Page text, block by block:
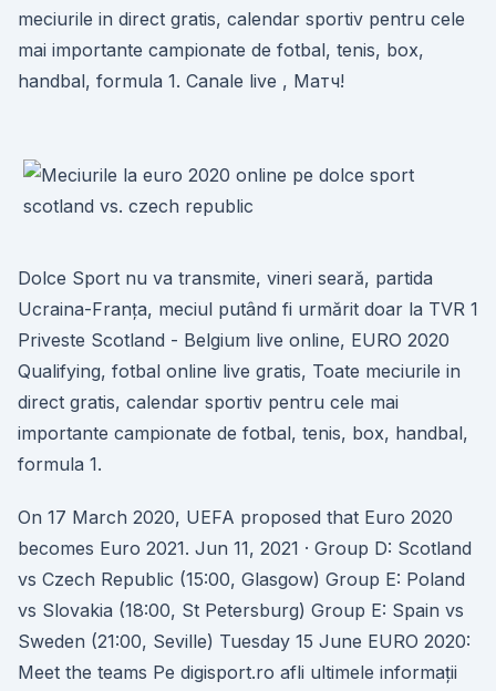
meciurile in direct gratis, calendar sportiv pentru cele
mai importante campionate de fotbal, tenis, box,
handbal, formula 1. Canale live , Матч!
Dolce Sport nu va transmite, vineri seară, partida
Ucraina-Franța, meciul putând fi urmărit doar la TVR 1
Priveste Scotland - Belgium live online, EURO 2020
Qualifying, fotbal online live gratis, Toate meciurile in
direct gratis, calendar sportiv pentru cele mai
importante campionate de fotbal, tenis, box, handbal,
formula 1.
On 17 March 2020, UEFA proposed that Euro 2020
becomes Euro 2021. Jun 11, 2021 · Group D: Scotland
vs Czech Republic (15:00, Glasgow) Group E: Poland
vs Slovakia (18:00, St Petersburg) Group E: Spain vs
Sweden (21:00, Seville) Tuesday 15 June EURO 2020:
Meet the teams Pe digisport.ro afli ultimele informații